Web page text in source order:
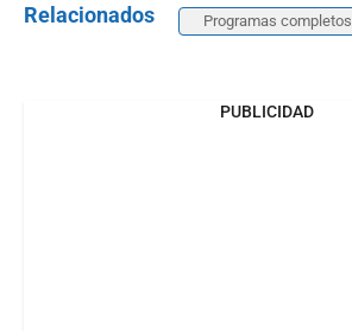
Relacionados Programas completos
PUBLICIDAD